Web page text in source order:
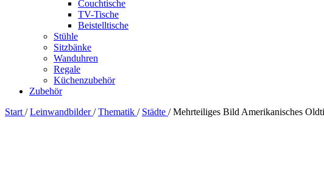
Couchtische
TV-Tische
Beistelltische
Stühle
Sitzbänke
Wanduhren
Regale
Küchenzubehör
Zubehör
Start / Leinwandbilder/ Thematik / Städte / Mehrteiliges Bild Amerikanisches